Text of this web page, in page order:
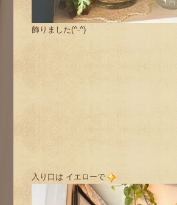
飾りました(^-^)
入り口は イエローで